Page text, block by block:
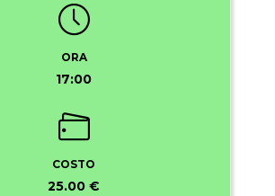
ORA
17:00
COSTO
25.00 €